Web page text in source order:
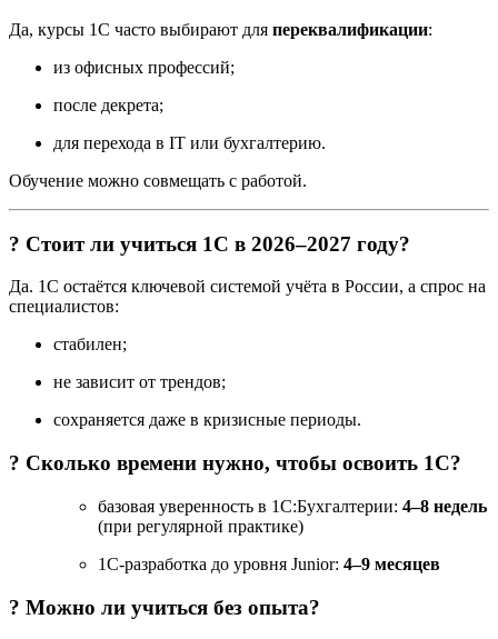
Да, курсы 1С часто выбирают для переквалификации:
из офисных профессий;
после декрета;
для перехода в IT или бухгалтерию.
Обучение можно совмещать с работой.
? Стоит ли учиться 1С в 2026–2027 году?
Да. 1С остаётся ключевой системой учёта в России, а спрос на
специалистов:
стабилен;
не зависит от трендов;
сохраняется даже в кризисные периоды.
? Сколько времени нужно, чтобы освоить 1С?
базовая уверенность в 1С:Бухгалтерии: 4–8 недель
(при регулярной практике)
1С-разработка до уровня Junior: 4–9 месяцев
? Можно ли учиться без опыта?